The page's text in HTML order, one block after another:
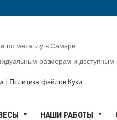
по металлу в Самаре
размерам и
| Политика файлов Куки
НАШИ РАБОТЫ